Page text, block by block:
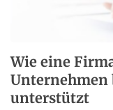
Wie eine
Unternehmen
unterstützt